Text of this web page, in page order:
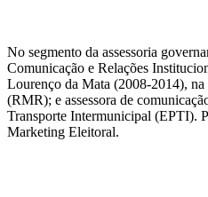
No segmento da assessoria
Comunicação e Relações
Lourenço da Mata (2008-2014),
(RMR); e assessora de
Transporte Intermunicipal (EPTI).
Marketing Eleitoral.